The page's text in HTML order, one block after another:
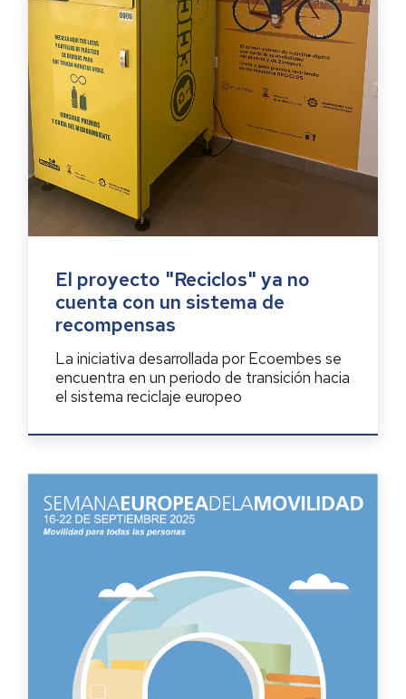
El proyecto "Reciclos" ya no
cuenta con un sistema de
recompensas
La iniciativa desarrollada por Ecoembes se
encuentra en un periodo de transición hacia
el sistema reciclaje europeo